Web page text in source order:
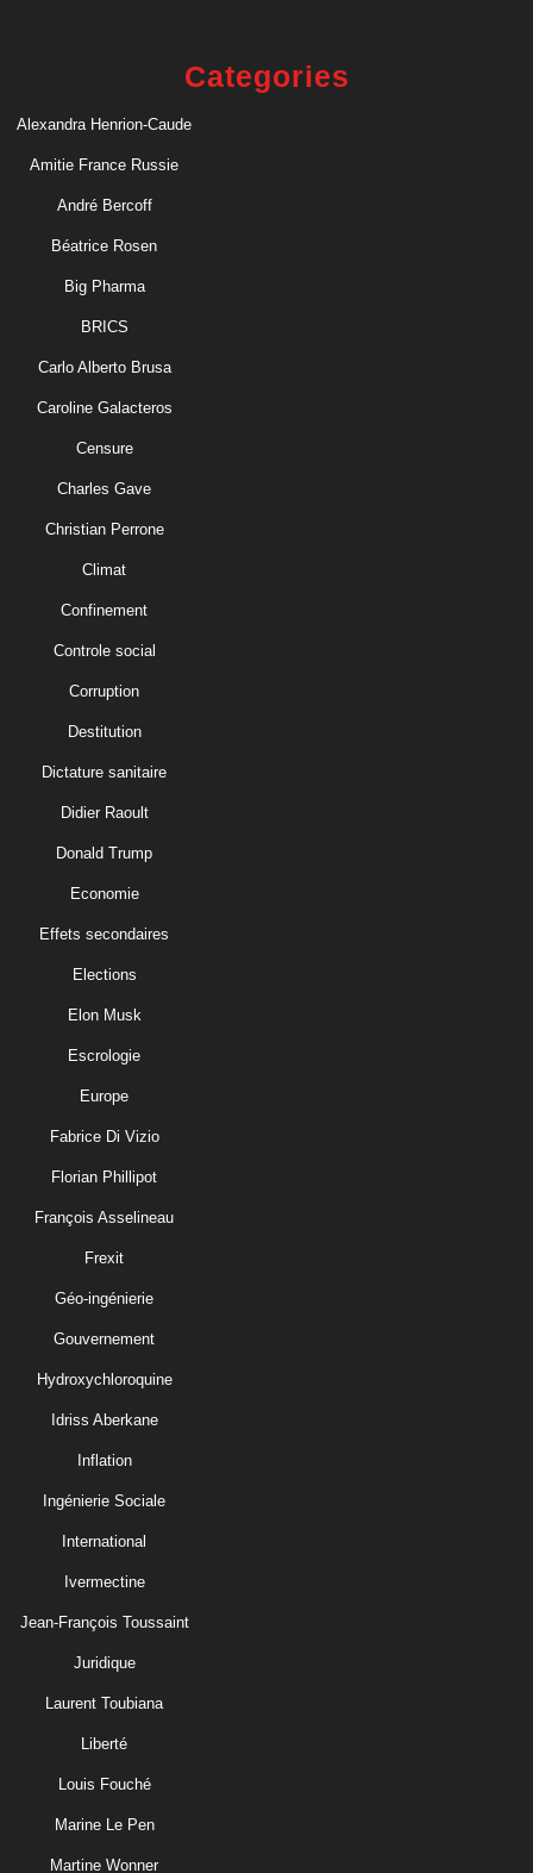
Categories
Alexandra Henrion-Caude
Amitie France Russie
André Bercoff
Béatrice Rosen
Big Pharma
BRICS
Carlo Alberto Brusa
Caroline Galacteros
Censure
Charles Gave
Christian Perrone
Climat
Confinement
Controle social
Corruption
Destitution
Dictature sanitaire
Didier Raoult
Donald Trump
Economie
Effets secondaires
Elections
Elon Musk
Escrologie
Europe
Fabrice Di Vizio
Florian Phillipot
François Asselineau
Frexit
Géo-ingénierie
Gouvernement
Hydroxychloroquine
Idriss Aberkane
Inflation
Ingénierie Sociale
International
Ivermectine
Jean-François Toussaint
Juridique
Laurent Toubiana
Liberté
Louis Fouché
Marine Le Pen
Martine Wonner